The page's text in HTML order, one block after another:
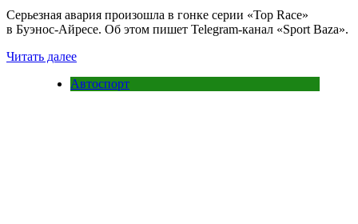
Серьезная авария произошла в гонке серии «Top Race»
в Буэнос-Айресе. Об этом пишет Telegram-канал «Sport Baza».
Читать далее
Автоспорт